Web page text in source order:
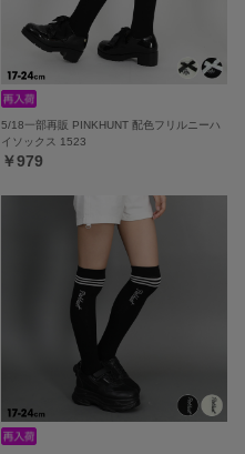
5/18一部再販 PINKHUNT 配色フリルニーハ
イソックス 1523
￥979